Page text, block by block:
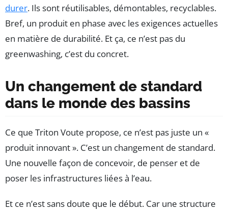
durer. Ils sont réutilisables, démontables, recyclables.
Bref, un produit en phase avec les exigences actuelles
en matière de durabilité. Et ça, ce n’est pas du
greenwashing, c’est du concret.
Un changement de standard
dans le monde des bassins
Ce que Triton Voute propose, ce n’est pas juste un «
produit innovant ». C’est un changement de standard.
Une nouvelle façon de concevoir, de penser et de
poser les infrastructures liées à l’eau.
Et ce n’est sans doute que le début. Car une structure